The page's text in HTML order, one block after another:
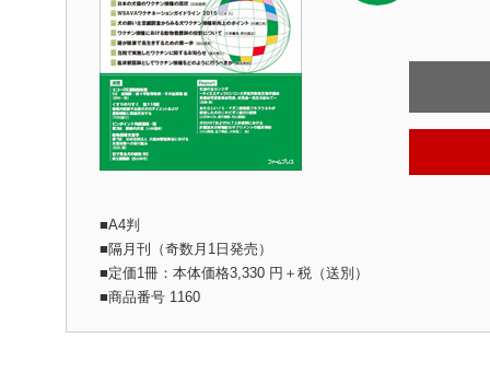
■A4判
■隔月刊（奇数月1日発売）
■定価1冊：本体価格3,330 円＋税（送別）
■商品番号 1160